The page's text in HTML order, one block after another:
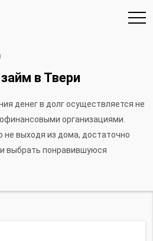
в Твери
денег в долг осуществляется не
организациями.
не выходя из дома, достаточно
выбрать понравившуюся